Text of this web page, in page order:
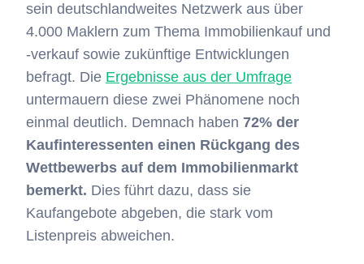
sein deutschlandweites Netzwerk aus über
4.000 Maklern zum Thema Immobilienkauf und
-verkauf sowie zukünftige Entwicklungen
befragt. Die Ergebnisse aus der Umfrage
untermauern diese zwei Phänomene noch
einmal deutlich. Demnach haben 72% der
Kaufinteressenten einen Rückgang des
Wettbewerbs auf dem Immobilienmarkt
bemerkt. Dies führt dazu, dass sie
Kaufangebote abgeben, die stark vom
Listenpreis abweichen.